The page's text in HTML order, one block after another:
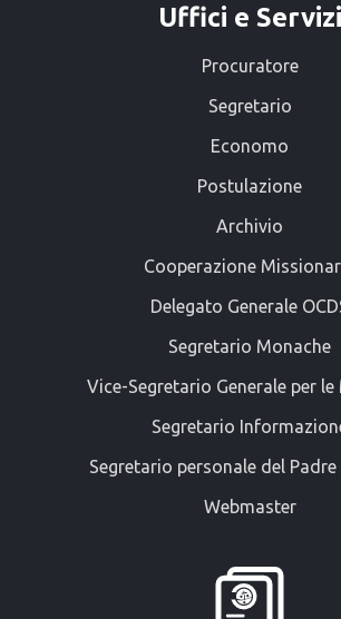
Uffici e Servizi
Procuratore
Segretario
Economo
Postulazione
Archivio
Cooperazione
Delegato Generale
Segretario Monache
Vice-Segretario Generale per le
Segretario
Segretario personale del Padre
Webmaster